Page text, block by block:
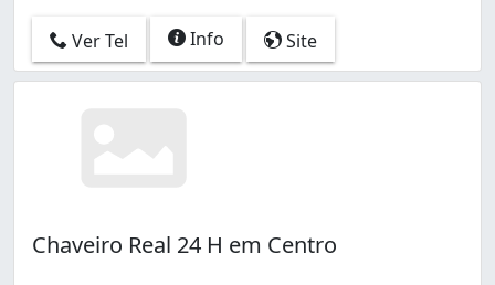
Ver Tel Info Site
Chaveiro Real 24 H em Centro